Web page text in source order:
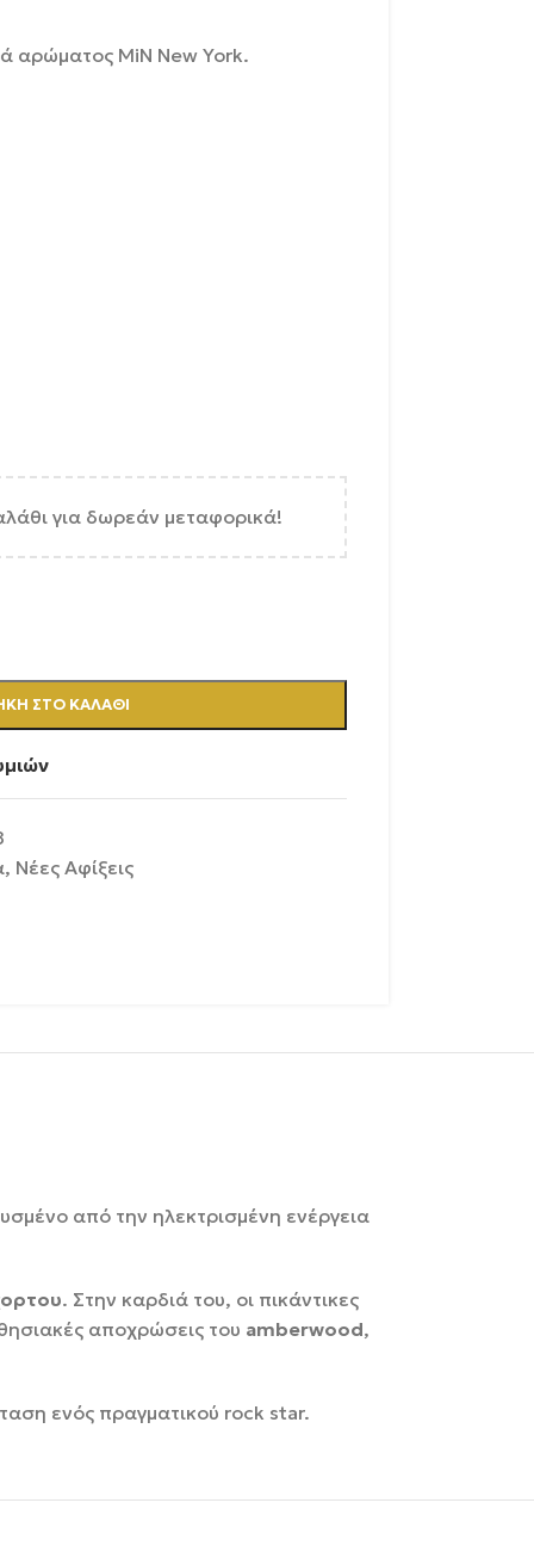
αρώματος MiN New York.
για δωρεάν μεταφορικά!
ΣΤΟ ΚΑΛΆΘΙ
, Νέες Αφίξεις
από την ηλεκτρισμένη ενέργεια
. Στην καρδιά του, οι πικάντικες
αποχρώσεις του amberwood,
ενός πραγματικού rock star.